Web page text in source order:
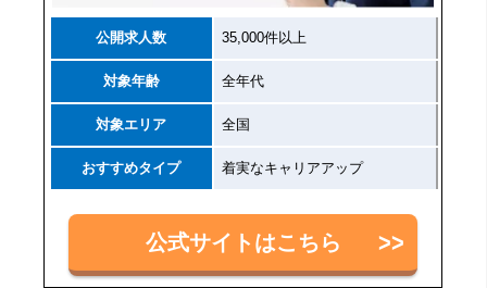
公開求人数 35,000件以上
対象年齢 全年代
対象エリア 全国
おすすめタイプ 着実なキャリアアップ
公式サイトはこちら